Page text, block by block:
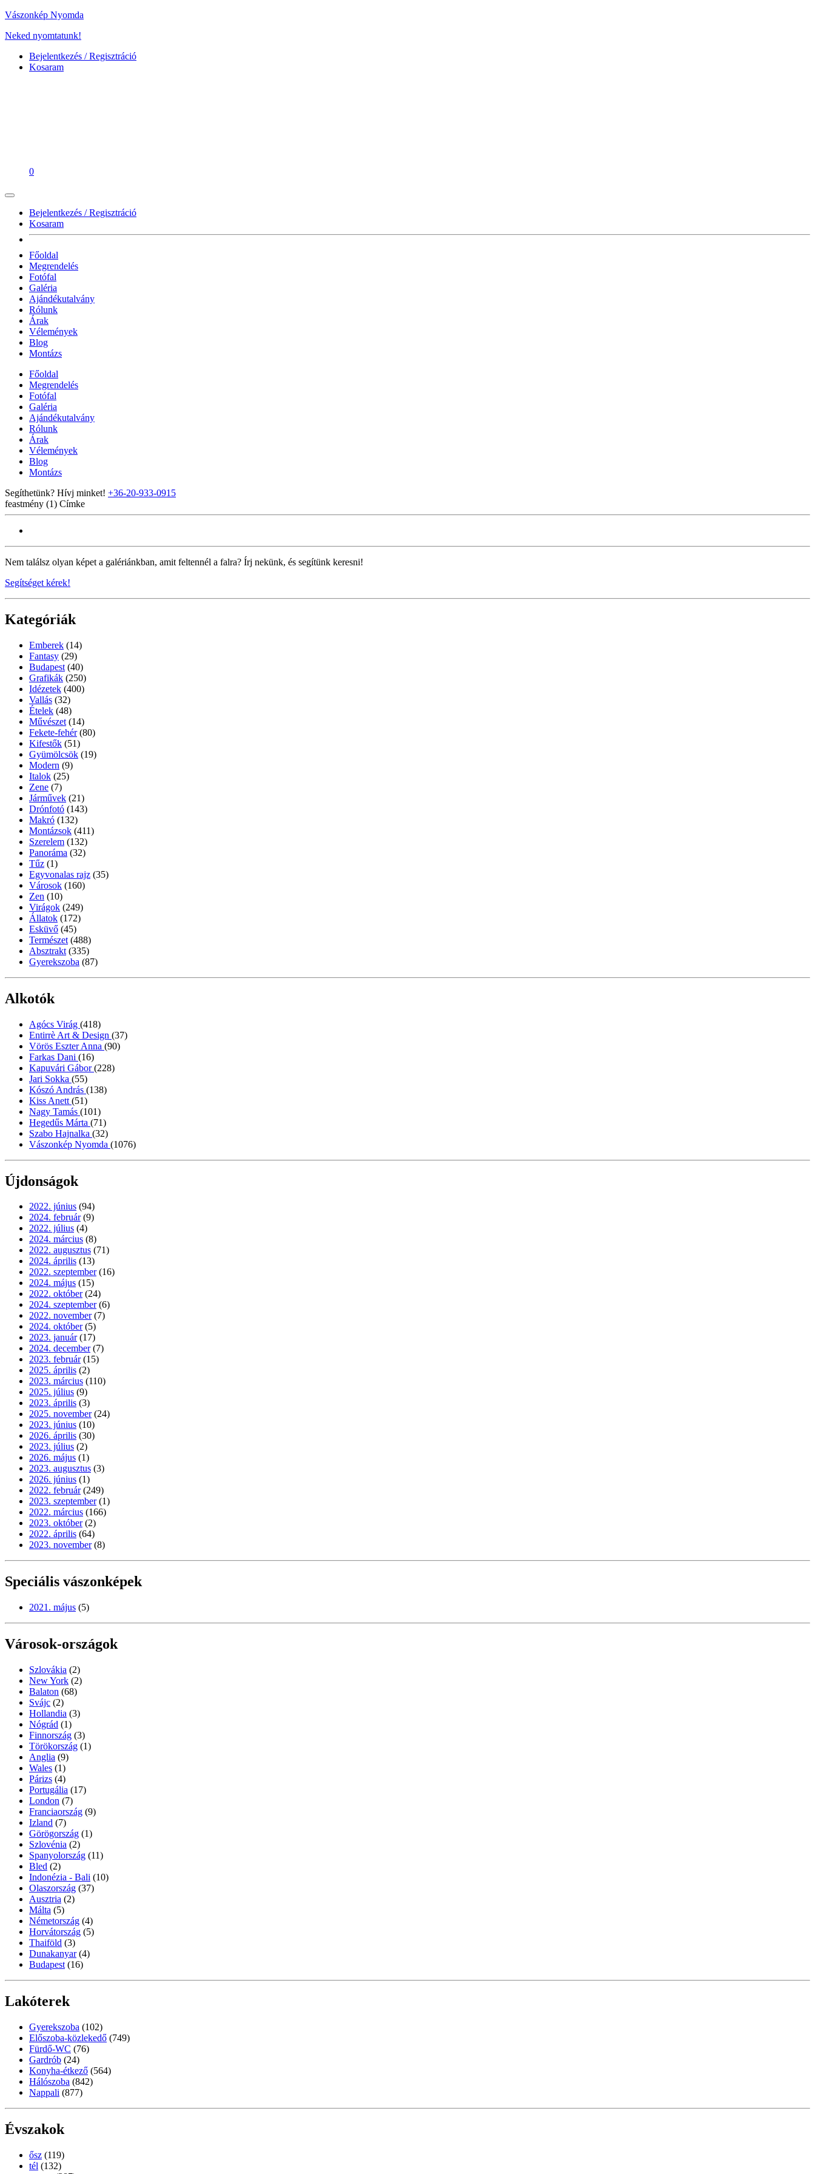
Vászonkép Nyomda
Neked nyomtatunk!
Bejelentkezés / Regisztráció
Kosaram
0
Bejelentkezés / Regisztráció
Kosaram
Főoldal
Megrendelés
Fotófal
Galéria
Ajándékutalvány
Rólunk
Árak
Vélemények
Blog
Montázs
Főoldal
Megrendelés
Fotófal
Galéria
Ajándékutalvány
Rólunk
Árak
Vélemények
Blog
Montázs
Segíthetünk? Hívj minket! +36-20-933-0915
feastmény (1) Címke
Nem találsz olyan képet a galériánkban, amit feltennél a falra? Írj nekünk, és segítünk keresni!
Segítséget kérek!
Kategóriák
Emberek (14)
Fantasy (29)
Budapest (40)
Grafikák (250)
Idézetek (400)
Vallás (32)
Ételek (48)
Művészet (14)
Fekete-fehér (80)
Kifestők (51)
Gyümölcsök (19)
Modern (9)
Italok (25)
Zene (7)
Járművek (21)
Drónfotó (143)
Makró (132)
Montázsok (411)
Szerelem (132)
Panoráma (32)
Tűz (1)
Egyvonalas rajz (35)
Városok (160)
Zen (10)
Virágok (249)
Állatok (172)
Esküvő (45)
Természet (488)
Absztrakt (335)
Gyerekszoba (87)
Alkotók
Agócs Virág (418)
Entirrè Art & Design (37)
Vörös Eszter Anna (90)
Farkas Dani (16)
Kapuvári Gábor(228)
Jari Sokka (55)
Kószó András (138)
Kiss Anett (51)
Nagy Tamás (101)
Hegedűs Márta (71)
Szabo Hajnalka (32)
Vászonkép Nyomda (1076)
Újdonságok
2022. június (94)
2024. február (9)
2022. július (4)
2024. március (8)
2022. augusztus (71)
2024. április (13)
2022. szeptember (16)
2024. május (15)
2022. október (24)
2024. szeptember (6)
2022. november (7)
2024. október (5)
2023. január (17)
2024. december (7)
2023. február (15)
2025. április (2)
2023. március (110)
2025. július (9)
2023. április (3)
2025. november (24)
2023. június (10)
2026. április (30)
2023. július (2)
2026. május (1)
2023. augusztus (3)
2026. június (1)
2022. február (249)
2023. szeptember (1)
2022. március (166)
2023. október (2)
2022. április (64)
2023. november (8)
Speciális vászonképek
2021. május (5)
Városok-országok
Szlovákia (2)
New York (2)
Balaton (68)
Svájc (2)
Hollandia (3)
Nógrád (1)
Finnország (3)
Törökország (1)
Anglia (9)
Wales (1)
Párizs (4)
Portugália (17)
London (7)
Franciaország (9)
Izland (7)
Görögország (1)
Szlovénia (2)
Spanyolország (11)
Bled (2)
Indonézia - Bali (10)
Olaszország (37)
Ausztria (2)
Málta (5)
Németország (4)
Horvátország (5)
Thaiföld (3)
Dunakanyar (4)
Budapest (16)
Lakóterek
Gyerekszoba (102)
Előszoba-közlekedő (749)
Fürdő-WC (76)
Gardrób (24)
Konyha-étkező (564)
Hálószoba (842)
Nappali (877)
Évszakok
ősz (119)
tél (132)